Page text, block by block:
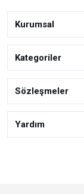
Kurumsal
Kategoriler
Sözleşmeler
Yardım